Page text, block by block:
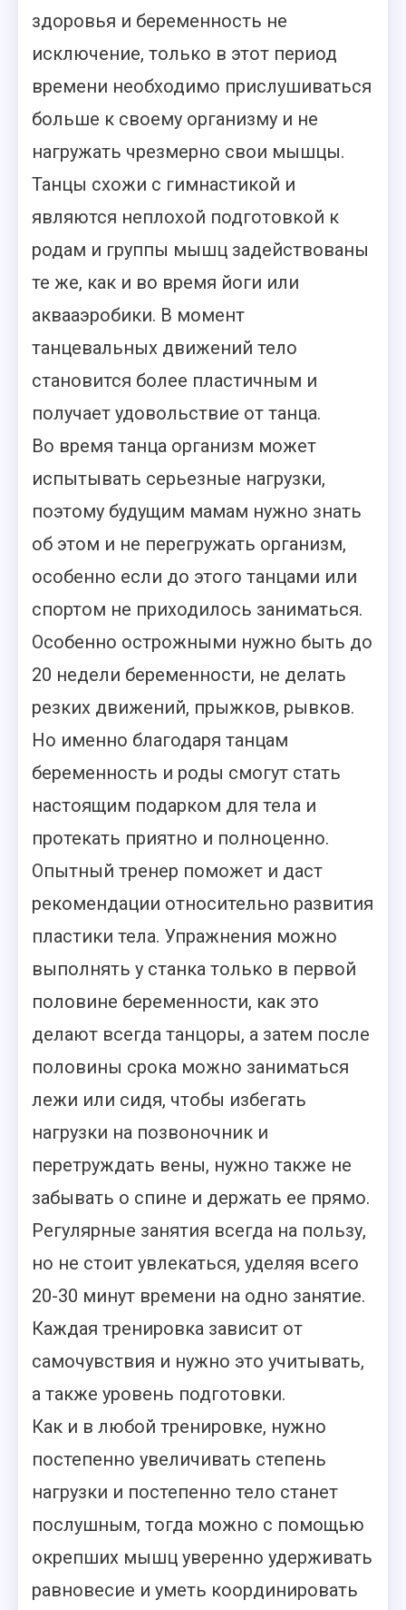
здоровья и беременность не
исключение, только в этот период
времени необходимо прислушиваться
больше к своему организму и не
нагружать чрезмерно свои мышцы.
Танцы схожи с гимнастикой и
являются неплохой подготовкой к
родам и группы мышц задействованы
те же, как и во время йоги или
аквааэробики. В момент
танцевальных движений тело
становится более пластичным и
получает удовольствие от танца.
Во время танца организм может
испытывать серьезные нагрузки,
поэтому будущим мамам нужно знать
об этом и не перегружать организм,
особенно если до этого танцами или
спортом не приходилось заниматься.
Особенно острожными нужно быть до
20 недели беременности, не делать
резких движений, прыжков, рывков.
Но именно благодаря танцам
беременность и роды смогут стать
настоящим подарком для тела и
протекать приятно и полноценно.
Опытный тренер поможет и даст
рекомендации относительно развития
пластики тела. Упражнения можно
выполнять у станка только в первой
половине беременности, как это
делают всегда танцоры, а затем после
половины срока можно заниматься
лежи или сидя, чтобы избегать
нагрузки на позвоночник и
перетруждать вены, нужно также не
забывать о спине и держать ее прямо.
Регулярные занятия всегда на пользу,
но не стоит увлекаться, уделяя всего
20-30 минут времени на одно занятие.
Каждая тренировка зависит от
самочувствия и нужно это учитывать,
а также уровень подготовки.
Как и в любой тренировке, нужно
постепенно увеличивать степень
нагрузки и постепенно тело станет
послушным, тогда можно с помощью
окрепших мышц уверенно удерживать
равновесие и уметь координировать